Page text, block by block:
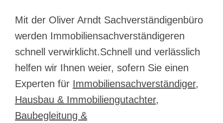
Mit der Oliver Arndt Sachverständigenbüro
werden Immobiliensachverständigeren
schnell verwirklicht.Schnell und verlässlich
helfen wir Ihnen weier, sofern Sie einen
Experten für Immobiliensachverständiger,
Hausbau & Immobiliengutachter,
Baubegleitung &